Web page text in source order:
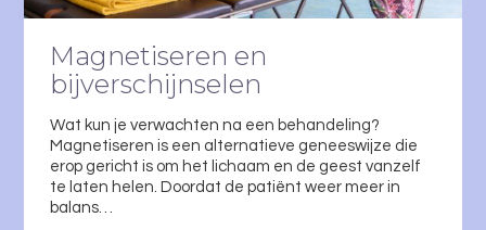
Magnetiseren en
bijverschijnselen
Wat kun je verwachten na een behandeling?
Magnetiseren is een alternatieve geneeswijze die
erop gericht is om het lichaam en de geest vanzelf
te laten helen. Doordat de patiënt weer meer in
balans…